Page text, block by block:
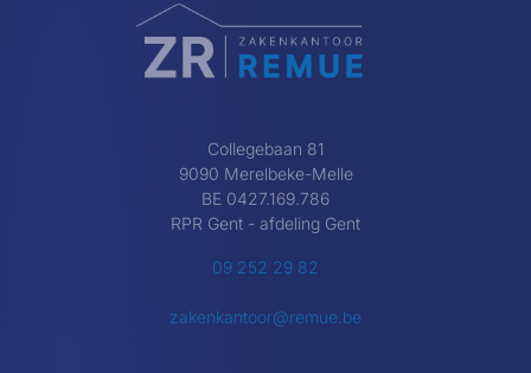
Collegebaan 81
9090 Merelbeke-Melle
BE 0427.169.786
RPR Gent - afdeling Gent
09 252 29 82
zakenkantoor@remue.be